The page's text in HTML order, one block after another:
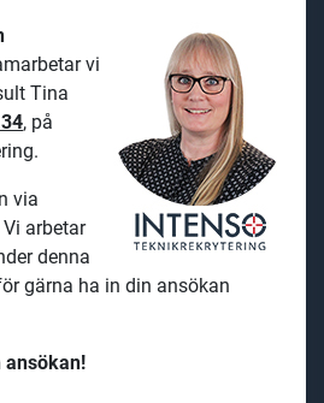
vi
Tina
, på
via
arbetar
denna
gärna ha in din ansökan
ansökan!